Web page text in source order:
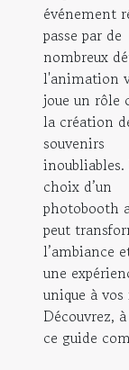
événement
passe par de
nombreux
l'animation
joue un rôle
la création
souvenirs
inoubliables.
choix d’un
photobooth
peut
l’ambiance
une
unique à
Découvrez,
ce guide